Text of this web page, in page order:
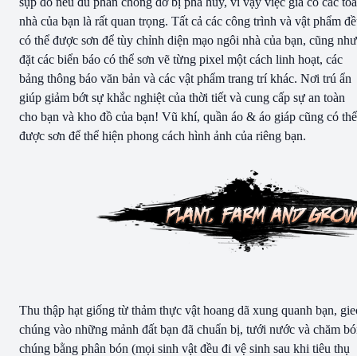
nhà của bạn là rất quan trọng. Tất cả các công trình và vật phẩm
có thể được sơn để tùy chỉnh diện mạo ngôi nhà của bạn, cũng như
đặt các biển báo có thể sơn vẽ từng pixel một cách linh hoạt, các
bảng thông báo văn bản và các vật phẩm trang trí khác. Nơi trú ẩn
giúp giảm bớt sự khắc nghiệt của thời tiết và cung cấp sự an toàn
cho bạn và kho đồ của bạn! Vũ khí, quần áo & áo giáp cũng có thể
được sơn để thể hiện phong cách hình ảnh của riêng bạn.
Thu thập hạt giống từ thảm thực vật hoang dã xung quanh bạn,
chúng vào những mảnh đất bạn đã chuẩn bị, tưới nước và chăm
chúng bằng phân bón (mọi sinh vật đều đi vệ sinh sau khi tiêu thụ